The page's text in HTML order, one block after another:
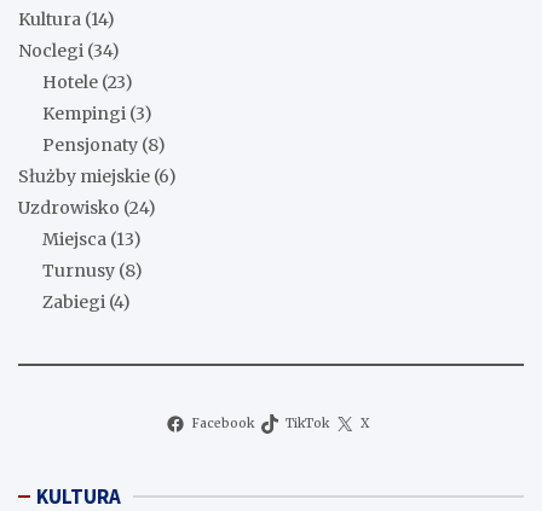
Kultura (14)
Noclegi (34)
Hotele (23)
Kempingi (3)
Pensjonaty (8)
Służby miejskie (6)
Uzdrowisko (24)
Miejsca (13)
Turnusy (8)
Zabiegi (4)
Facebook TikTok X
KULTURA